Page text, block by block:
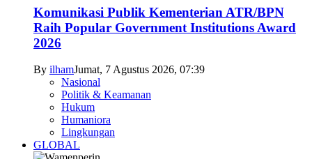
Komunikasi Publik Kementerian ATR/BPN
Raih Popular Government Institutions Award
2026
By ilhamJumat, 7 Agustus 2026, 07:39
Nasional
Politik & Keamanan
Hukum
Humaniora
Lingkungan
GLOBAL